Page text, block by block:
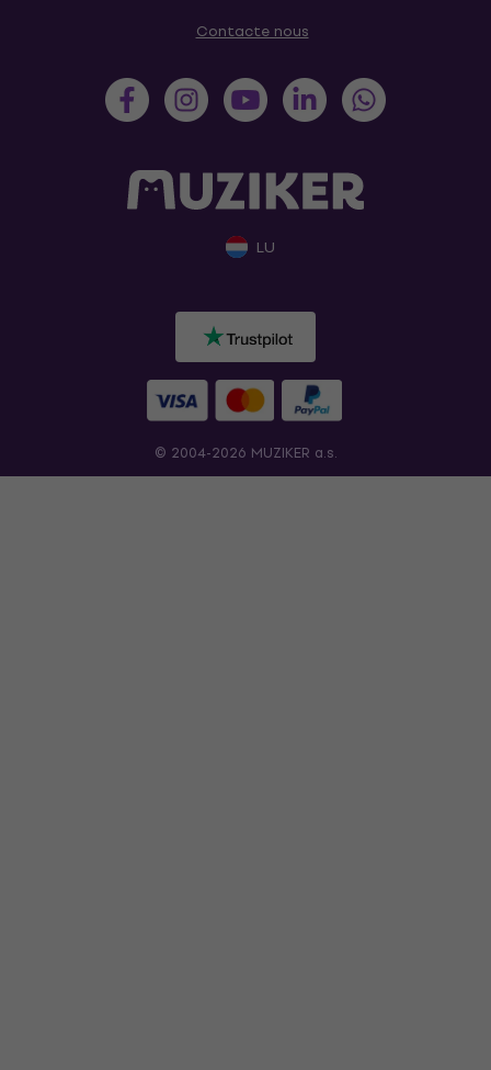
Contacte nous
LU
© 2004-2026 MUZIKER a.s.